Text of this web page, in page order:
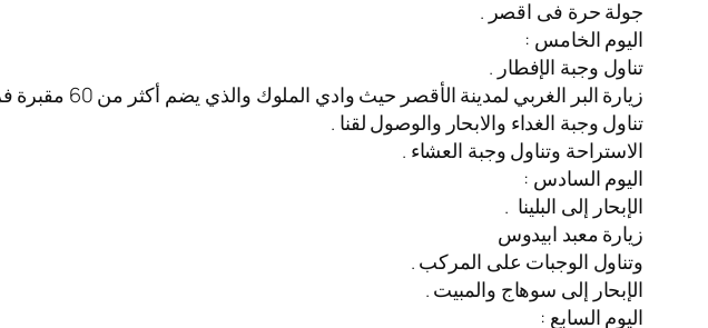
جولة حرة فى اقصر .
اليوم الخامس :
تناول وجبة الإفطار .
زيارة البر الغربي لمدينة الأقصر حيث وادي الملوك والذي يضم أكثر من 60 مقبرة فرعونية يمكنكم مشاهدة ودخول 3 منها.
تناول وجبة الغداء والابحار والوصول لقنا .
الاستراحة وتناول وجبة العشاء .
اليوم السادس :
الإبحار إلى البلينا .
زيارة معبد ابيدوس
وتناول الوجبات على المركب .
الإبحار إلى سوهاج والمبيت .
اليوم السابع :